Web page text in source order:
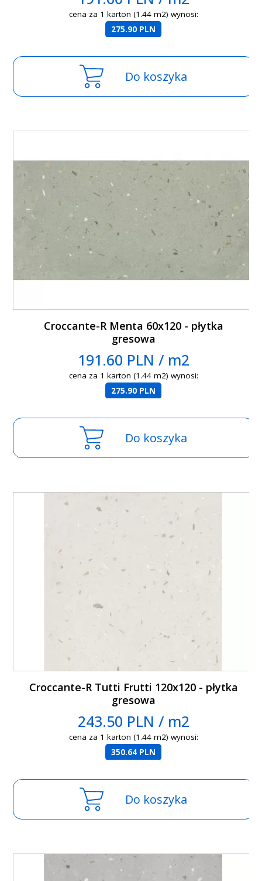
cena za 1 karton (1.44 m2) wynosi:
275.90 PLN
Do koszyka
Croccante-R Menta 60x120 - płytka
gresowa
191.60 PLN / m2
cena za 1 karton (1.44 m2) wynosi:
275.90 PLN
Do koszyka
Croccante-R Tutti Frutti 120x120 - płytka
gresowa
243.50 PLN / m2
cena za 1 karton (1.44 m2) wynosi:
350.64 PLN
Do koszyka